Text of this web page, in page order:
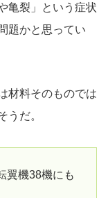
亀裂」という症状
題かと思ってい
材料そのものでは
うだ。
翼機38機にも